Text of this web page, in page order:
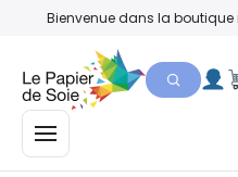
Bienvenue dans la boutique
MENU